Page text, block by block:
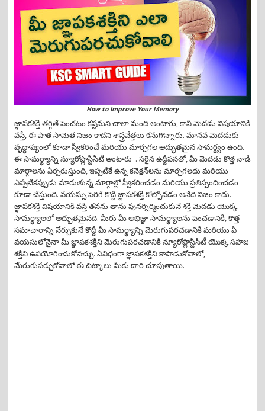
How to Improve Your Memory
జ్ఞాపకశక్తి తగ్గితే పెంచటం కష్టమని చాలా మంది అంటారు, కానీ మెదడు విషయానికి
వస్తే, ఈ పాత సామెత నిజం కాదని శాస్త్రవేత్తలు కనుగొన్నారు. మానవ మెదడుకు
వృద్ధాప్యంలో కూడా స్వీకరించే మరియు మార్చగల అద్భుతమైన సామర్థ్యం ఉంది.
ఈ సామర్థ్యాన్ని న్యూరోప్లాస్టిసిటీ అంటారు . సరైన ఉద్దీపనతో, మీ మెదడు కొత్త నాడీ
మార్గాలను ఏర్పరుస్తుంది, ఇప్పటికే ఉన్న కనెక్షన్‌లను మార్చగలదు మరియు
ఎప్పటికప్పుడు మారుతున్న మార్గాల్లో స్వీకరించడం మరియు ప్రతిస్పందించడం
కూడా చేస్తుంది. వయస్సు పెరిగే కొద్దీ జ్ఞాపకశక్తి కోల్పోవడం అనేది నిజం కాదు.
జ్ఞాపకశక్తి విషయానికి వస్తే తనను తాను పునర్నిర్మించుకునే శక్తి మెదడు యొక్క
సామర్ధ్యాలలో అద్భుతమైనది. మీరు మీ అభిజ్ఞా సామర్థ్యాలను పెంచడానికి, కొత్త
సమాచారాన్ని నేర్చుకునే కొద్దీ మీ సామర్థ్యాన్ని మెరుగుపరచడానికి మరియు ఏ
వయసులోనైనా మీ జ్ఞాపకశక్తిని మెరుగుపరచడానికి న్యూరోప్లాస్టిసిటీ యొక్క సహజ
శక్తిని ఉపయోగించుకోవచ్చు. ఏవిధంగా జ్ఞాపకశక్తిని కాపాడుకోవాలో,
మేరుగుపర్చుకోవాలో ఈ చిట్కాలు మీకు దారి చూపుతాయి.